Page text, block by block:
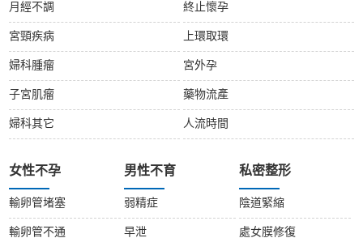
月經不調
宮頸疾病
婦科腫瘤
子宮肌瘤
婦科其它
終止懷孕
上環取環
宮外孕
藥物流產
人流時間
女性不孕
輸卵管堵塞
輸卵管不通
男性不育
弱精症
早泄
私密整形
陰道緊縮
處女膜修復